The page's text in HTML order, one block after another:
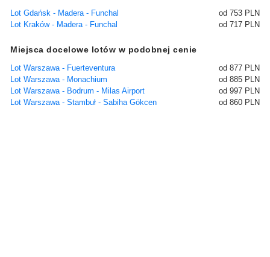
Lot Gdańsk - Madera - Funchal
od 753 PLN
Lot Kraków - Madera - Funchal
od 717 PLN
Miejsca docelowe lotów w podobnej cenie
Lot Warszawa - Fuerteventura
od 877 PLN
Lot Warszawa - Monachium
od 885 PLN
Lot Warszawa - Bodrum - Milas Airport
od 997 PLN
Lot Warszawa - Stambuł - Sabiha Gökcen
od 860 PLN